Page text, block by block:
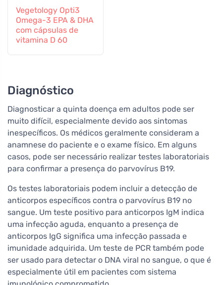
Vegetology Opti3
Omega-3 EPA & DHA
com cápsulas de
vitamina D 60
Diagnóstico
Diagnosticar a quinta doença em adultos pode ser
muito difícil, especialmente devido aos sintomas
inespecíficos. Os médicos geralmente consideram a
anamnese do paciente e o exame físico. Em alguns
casos, pode ser necessário realizar testes laboratoriais
para confirmar a presença do parvovírus B19.
Os testes laboratoriais podem incluir a detecção de
anticorpos específicos contra o parvovírus B19 no
sangue. Um teste positivo para anticorpos IgM indica
uma infecção aguda, enquanto a presença de
anticorpos IgG significa uma infecção passada e
imunidade adquirida. Um teste de PCR também pode
ser usado para detectar o DNA viral no sangue, o que é
especialmente útil em pacientes com sistema